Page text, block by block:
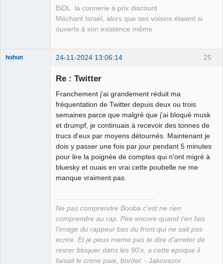
BiDL la connerie à prix discount
Méchant Israël, alors que ses voisins étaient si
ouverts à son existence même
25
hohun 24-11-2024 13:06:14
Re : Twitter
Franchement j'ai grandement réduit ma
fréquentation de Twitter depuis deux ou trois
semaines parce que malgré que j'ai bloqué musk
et drumpf, je continuais à recevoir des tonnes de
trucs d'eux par moyens détournés. Maintenant je
dois y passer une fois par jour pendant 5 minutes
pour lire la poignée de comptes qui n'ont migré à
bluesky et ouais en vrai cette poubelle ne me
manque vraiment pas.
Ne pas comprendre Booba c'est ne rien
comprendre au rap. Pire encore quand t'en fais
l'image du rappeur bas du front qui ne sait pas
ecrire. Et je peux meme pas te dire d'arreter de
resrer bloquer dans les 90's, a cette epoque il
faisait le crime paie, bordel. - Jakovazor